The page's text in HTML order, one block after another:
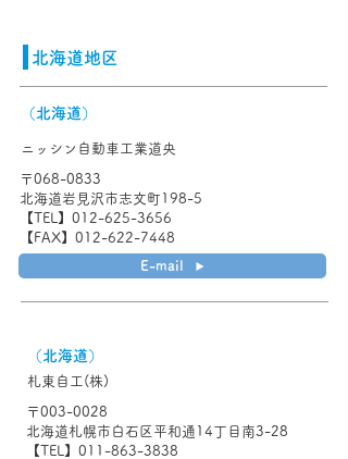
​北海道地区
（北海道）
ニッシン自動車工業道央
〒068-0833
北海道岩見沢市志文町198-5
【TEL】012-625-3656
【FAX】012-622-7448
E-mail
（北海道）
札東自工(株)
〒003-0028
北海道札幌市白石区平和通14丁目南3-28
【TEL】011-863-3838